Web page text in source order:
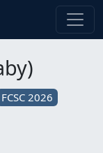
FCSC 2026